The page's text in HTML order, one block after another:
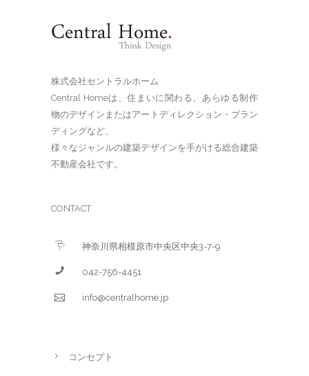
株式会社セントラルホーム
Central Homeは、住まいに関わる、あらゆる制作
物のデザインまたはアートディレクション・ブラン
ディングなど、
様々なジャンルの建築デザインを手がける総合建築
不動産会社です。
CONTACT
神奈川県相模原市中央区中央3-7-9
042-756-4451
info@centralhome.jp
コンセプト